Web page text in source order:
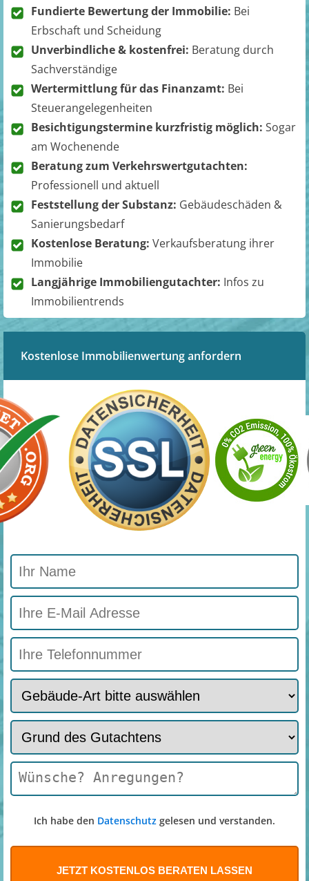
Fundierte Bewertung der Immobilie: Bei
Erbschaft und Scheidung
Unverbindliche & kostenfrei: Beratung durch
Sachverständige
Wertermittlung für das Finanzamt: Bei
Steuerangelegenheiten
Besichtigungstermine kurzfristig möglich: Sogar
am Wochenende
Beratung zum Verkehrswertgutachten:
Professionell und aktuell
Feststellung der Substanz: Gebäudeschäden &
Sanierungsbedarf
Kostenlose Beratung: Verkaufsberatung ihrer
Immobilie
Langjährige Immobiliengutachter: Infos zu
Immobilientrends
Kostenlose Immobilienwertung anfordern
Ich habe den Datenschutz gelesen und verstanden.